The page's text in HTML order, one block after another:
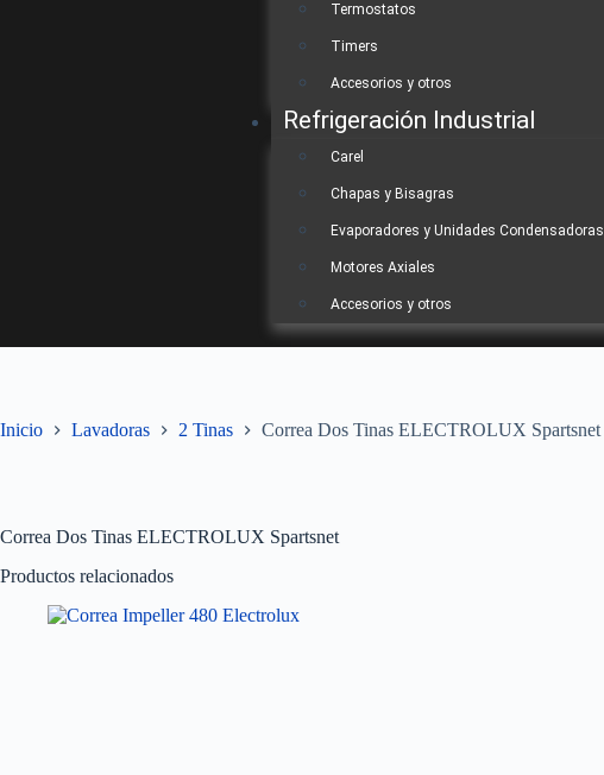
Termostatos
Timers
Accesorios y otros
Refrigeración Industrial
Carel
Chapas y Bisagras
Evaporadores y Unidades Condensadoras
Motores Axiales
Accesorios y otros
Inicio Lavadoras 2 Tinas Correa Dos Tinas ELECTROLUX Spartsnet
Correa Dos Tinas ELECTROLUX Spartsnet
Productos relacionados